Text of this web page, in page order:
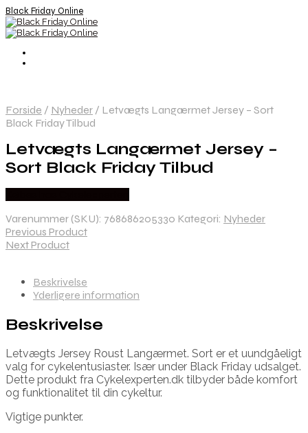
Black Friday Online
Forside / Nyheder / Letvægts Langærmet Jersey – Sort
Black Friday Tilbud
Letvægts Langærmet Jersey –
Sort Black Friday Tilbud
Varenummer (SKU): 768686205330 Kategori: Nyheder
Previous Product
Next Product
Beskrivelse
Yderligere information
Beskrivelse
Letvægts Jersey Roust Langærmet. Sort er et uundgåeligt
valg for cykelentusiaster. Især under Black Friday udsalget.
Dette produkt fra Cykelexperten.dk tilbyder både komfort
og funktionalitet til din cykeltur.
Vigtige punkter.